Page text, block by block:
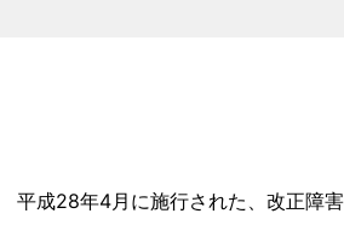
平成28年4月に施行された、改正障